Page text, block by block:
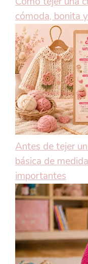
cómoda, bonita
Antes de tejer
básica de
importantes